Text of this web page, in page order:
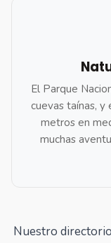
El Parque
cuevas taínas, y
metros en
muchas
Nuestro